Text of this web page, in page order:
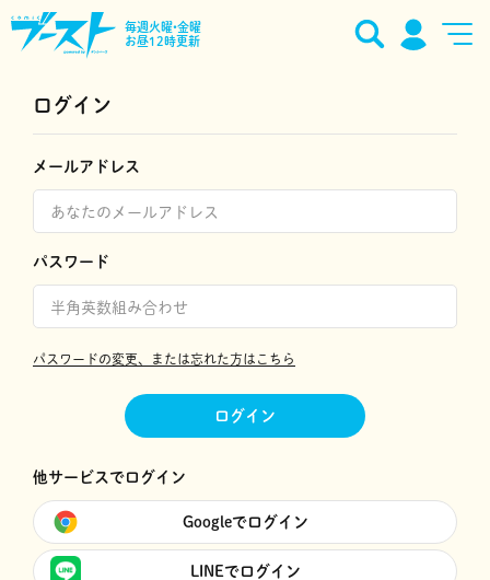
毎週火曜•金曜
お昼12時更新
ログイン
メールアドレス
パスワード
パスワードの変更、または忘れた方はこちら
ログイン
他サービスでログイン
Googleでログイン
LINEでログイン